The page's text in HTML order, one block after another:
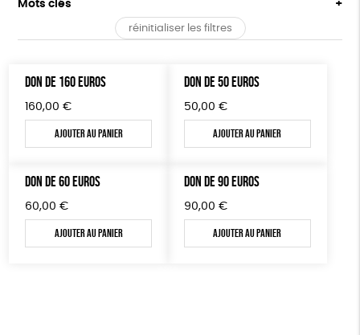
BIEN-ÊTRE
Prix : du - cher au + cher
Prix : du + cher au - cher
violet
Mots clés
Fabrication artisanale PEFC Fabriqué en Espagne
Biodégradable FSC
réinitialiser les filtres
DON DE 160 EUROS
160,00 €
Ajouter au panier
DON DE 50 EUROS
50,00 €
Ajouter au panier
DON DE 60 EUROS
60,00 €
Ajouter au panier
DON DE 90 EUROS
90,00 €
Ajouter au panier